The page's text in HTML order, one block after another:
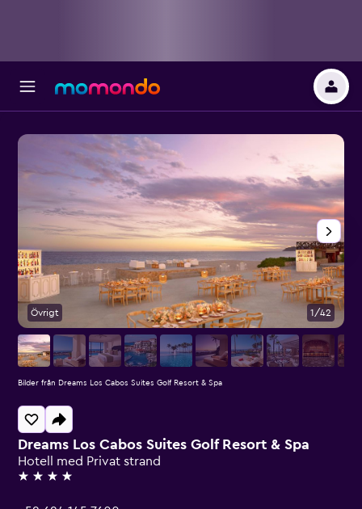
Dreams Los Cabos Suites Golf Resort & Spa
Hotell med Privat strand
4 stjärnor
Övrigt 1/42
Bilder från Dreams Los Cabos Suites Golf Resort & Spa